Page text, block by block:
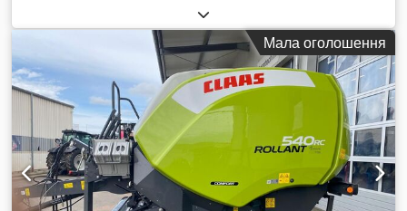
Мала оголошення